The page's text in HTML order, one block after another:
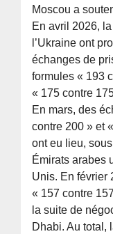
Moscou a
En avril 2026,
l’Ukraine ont
échanges de
formules « 193
« 175 contre
En mars, des
contre 200 » et
ont eu lieu,
Émirats arabes
Unis. En février
« 157 contre
la suite de
Dhabi. Au total,